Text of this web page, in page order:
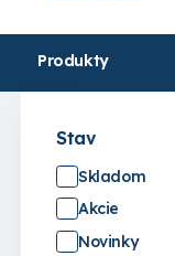
Produkty
Stav
Skladom
Akcie
Novinky